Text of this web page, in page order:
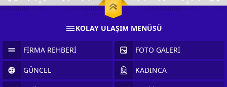
KOLAY ULAŞIM MENÜSÜ
FİRMA REHBERİ FOTO GALERİ
GÜNCEL KADINCA